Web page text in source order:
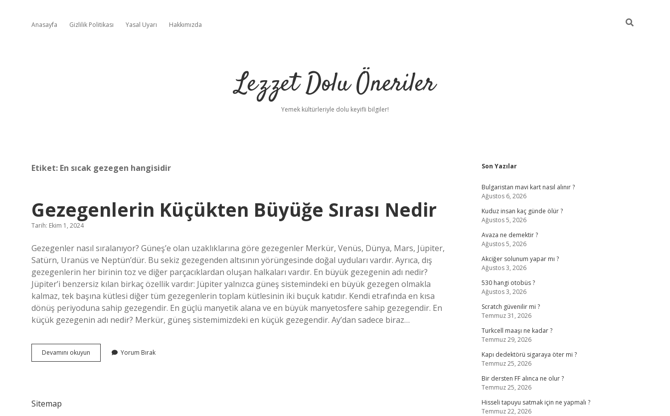
Anasayfa Gizlilik Politikası Yasal Uyarı Hakkımızda
Lezzet Dolu Öneriler
Yemek kültürleriyle dolu keyifli bilgiler!
Etiket: En sıcak gezegen hangisidir
Gezegenlerin Küçükten Büyüğe Sırası Nedir
Tarih: Ekim 1, 2024
Gezegenler nasıl sıralanıyor? Güneş’e olan uzaklıklarına göre gezegenler Merkür, Venüs, Dünya, Mars, Jüpiter,
Satürn, Uranüs ve Neptün’dür. Bu sekiz gezegenden altısının yörüngesinde doğal uyduları vardır. Ayrıca, dış
gezegenlerin her birinin toz ve diğer parçacıklardan oluşan halkaları vardır. En büyük gezegenin adı nedir?
Jüpiter’i benzersiz kılan birkaç özellik vardır: Jüpiter yalnızca güneş sistemindeki en büyük gezegen olmakla
kalmaz, tek başına kütlesi diğer tüm gezegenlerin toplam kütlesinin iki buçuk katıdır. Kendi etrafında en kısa
dönüş periyoduna sahip gezegendir. En güçlü manyetik alana ve en büyük manyetosfere sahip gezegendir. En
küçük gezegenin adı nedir? Merkür, güneş sistemimizdeki en küçük gezegendir. Ay’dan sadece biraz…
Devamını okuyun Gezegenlerin
Küçükten
Yorum Bırak
Sitemap
Sidebar
Son Yazılar
Bulgaristan mavi kart nasıl alınır ?
Ağustos 6, 2026
Kuduz insan kaç günde ölür ?
Ağustos 5, 2026
Avaza ne demektir ?
Ağustos 5, 2026
Akciğer solunum yapar mı ?
Ağustos 3, 2026
530 hangi otobüs ?
Ağustos 3, 2026
Scratch güvenilir mi ?
Temmuz 31, 2026
Turkcell maaşı ne kadar ?
Temmuz 29, 2026
Kapı dedektörü sigaraya öter mi ?
Temmuz 25, 2026
Bir dersten FF alınca ne olur ?
Temmuz 25, 2026
Hisseli tapuyu satmak için ne yapmalı ?
Temmuz 22, 2026
betci